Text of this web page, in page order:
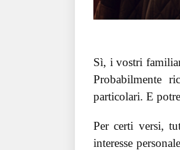
Sì, i vostri
Probabilmente
particolari. E
Per certi versi,
interesse